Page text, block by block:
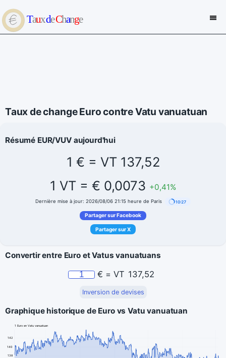
Taux de change Euro contre Vatu vanuatuan
Résumé EUR/VUV aujourd'hui
1 € = VT 137,52
1 VT = € 0,0073 +0,41%
Dernière mise à jour: 2026/08/06 21:15 heure de Paris 10:26
Partager sur Facebook
Partager sur X
Convertir entre Euro et Vatus vanuatuans
€ = VT 137,52
Inversion de devises
Graphique historique de Euro vs Vatu vanuatuan
138
140
142
1 Euro en Vatu vanuatuan